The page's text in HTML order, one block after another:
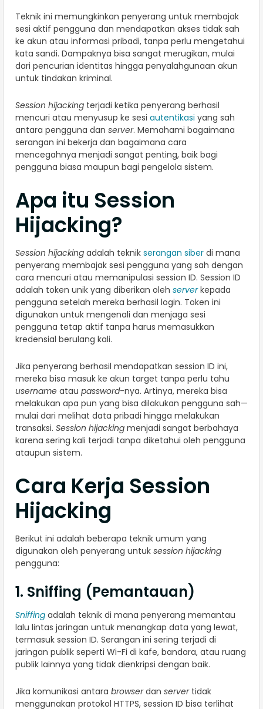
Teknik ini memungkinkan penyerang untuk membajak
sesi aktif pengguna dan mendapatkan akses tidak sah
ke akun atau informasi pribadi, tanpa perlu mengetahui
kata sandi. Dampaknya bisa sangat merugikan, mulai
dari pencurian identitas hingga penyalahgunaan akun
untuk tindakan kriminal.
Session hijacking terjadi ketika penyerang berhasil
mencuri atau menyusup ke sesi autentikasi yang sah
antara pengguna dan server. Memahami bagaimana
serangan ini bekerja dan bagaimana cara
mencegahnya menjadi sangat penting, baik bagi
pengguna biasa maupun bagi pengelola sistem.
Apa itu Session
Hijacking?
Session hijacking adalah teknik serangan siber di mana
penyerang membajak sesi pengguna yang sah dengan
cara mencuri atau memanipulasi session ID. Session ID
adalah token unik yang diberikan oleh serverkepada
pengguna setelah mereka berhasil login. Token ini
digunakan untuk mengenali dan menjaga sesi
pengguna tetap aktif tanpa harus memasukkan
kredensial berulang kali.
Jika penyerang berhasil mendapatkan session ID ini,
mereka bisa masuk ke akun target tanpa perlu tahu
username atau password-nya. Artinya, mereka bisa
melakukan apa pun yang bisa dilakukan pengguna sah—
mulai dari melihat data pribadi hingga melakukan
transaksi. Session hijacking menjadi sangat berbahaya
karena sering kali terjadi tanpa diketahui oleh pengguna
ataupun sistem.
Cara Kerja Session
Hijacking
Berikut ini adalah beberapa teknik umum yang
digunakan oleh penyerang untuk session hijacking
pengguna:
1. Sniffing (Pemantauan)
Sniffing adalah teknik di mana penyerang memantau
lalu lintas jaringan untuk menangkap data yang lewat,
termasuk session ID. Serangan ini sering terjadi di
jaringan publik seperti Wi-Fi di kafe, bandara, atau ruang
publik lainnya yang tidak dienkripsi dengan baik.
Jika komunikasi antara browserdan servertidak
menggunakan protokol HTTPS, session ID bisa terlihat